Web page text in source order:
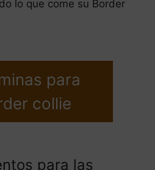
lo que come su Border
para
collie
para las